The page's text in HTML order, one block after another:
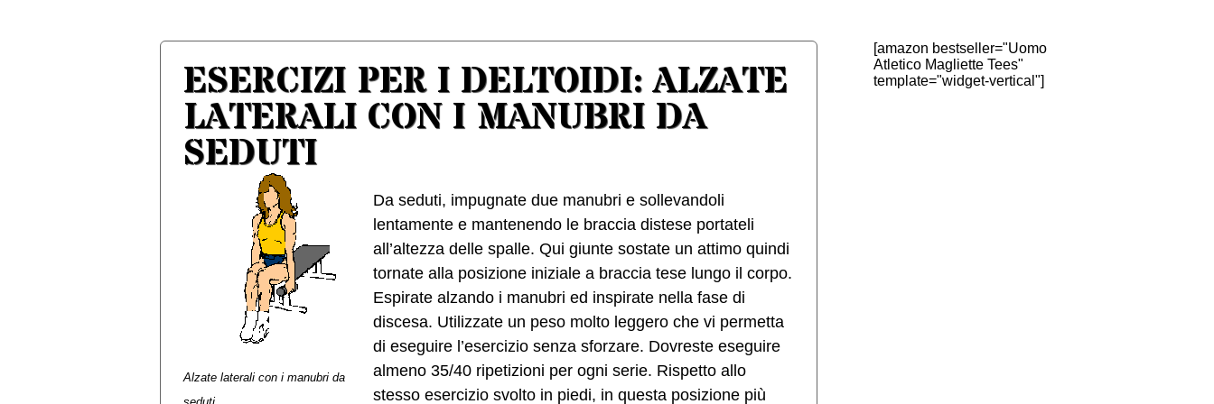
ESERCIZI PER I DELTOIDI: ALZATE
LATERALI CON I MANUBRI DA
SEDUTI
Alzate laterali con i manubri da
Da seduti, impugnate due manubri e sollevandoli
lentamente e mantenendo le braccia distese portateli
all’altezza delle spalle. Qui giunte sostate un attimo quindi
tornate alla posizione iniziale a braccia tese lungo il corpo.
Espirate alzando i manubri ed inspirate nella fase di
discesa. Utilizzate un peso molto leggero che vi permetta
di eseguire l’esercizio senza sforzare. Dovreste eseguire
almeno 35/40 ripetizioni per ogni serie. Rispetto allo
stesso esercizio svolto in piedi, in questa posizione più
[amazon bestseller="Uomo
Atletico Magliette Tees"
template="widget-vertical"]